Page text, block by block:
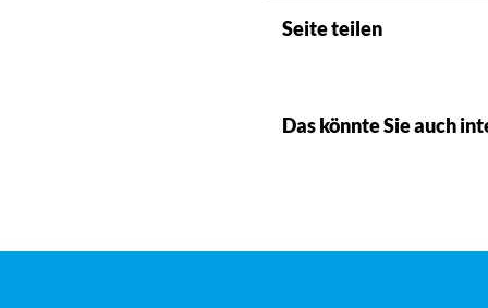
Seite teilen
Das könnte Sie auch